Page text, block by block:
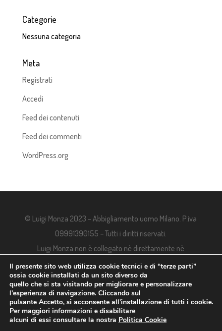
Categorie
Nessuna categoria
Meta
Registrati
Accedi
Feed dei contenuti
Feed dei commenti
WordPress.org
© Luigi Monza 2023 – Abbigliamento uomo Milano. P.iva
09991390155 – Tutti i diritti riservati.
Luigi Monza non è collegato nè direttamente nè
indirettamente alle aziende, tutti i marchi e i loghi
appartengono ai rispettivi proprietari.
Il presente sito web utilizza cookie tecnici e di “terze parti”
ossia cookie installati da un sito diverso da
quello che si sta visitando per migliorare e personalizzare
l’esperienza di navigazione. Cliccando sul
pulsante Accetto, si acconsente all'installazione di tutti i cookie.
Per maggiori informazioni e disabilitare
alcuni di essi consultare la nostra Politica Cookie